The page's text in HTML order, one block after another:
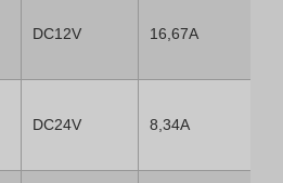
DC12V 16,67A
DC24V 8,34A